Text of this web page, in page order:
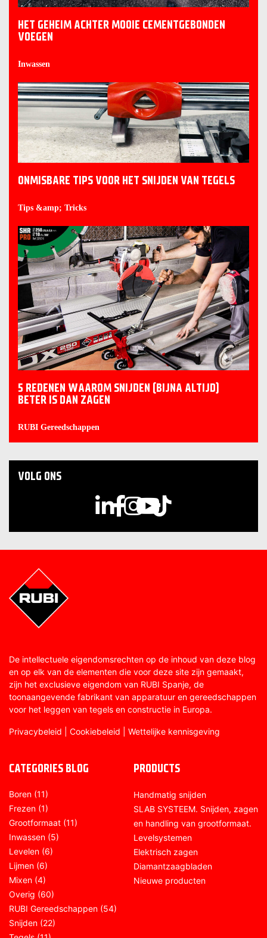
HET GEHEIM ACHTER MOOIE CEMENTGEBONDEN
VOEGEN
Inwassen
ONMISBARE TIPS VOOR HET SNIJDEN VAN TEGELS
Tips &amp; Tricks
5 REDENEN WAAROM SNIJDEN (BIJNA ALTIJD)
BETER IS DAN ZAGEN
RUBI Gereedschappen
VOLG ONS
De intellectuele eigendomsrechten op de inhoud van deze blog
en op elk van de elementen die voor deze site zijn gemaakt,
zijn het exclusieve eigendom van RUBI Spanje, de
toonaangevende fabrikant van apparatuur en gereedschappen
voor het leggen van tegels en constructie in Europa.
Privacybeleid Cookiebeleid Wettelijke kennisgeving
CATEGORIES BLOG
Boren (11)
Frezen (1)
Grootformaat (11)
Inwassen (5)
Levelen (6)
Lijmen (6)
Mixen (4)
Overig (60)
RUBI Gereedschappen (54)
Snijden (22)
PRODUCTS
Handmatig snijden
SLAB SYSTEEM. Snijden, zagen
en handling van grootformaat.
Levelsystemen
Elektrisch zagen
Diamantzaagbladen
Nieuwe producten